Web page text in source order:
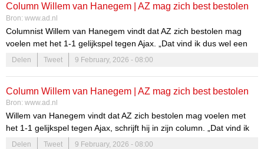
te herstellen.’
Column Willem van Hanegem | AZ mag zich best bestolen
voelen dat het met slechts 1-1 van het veld stapte
Bron: www.ad.nl
Columnist Willem van Hanegem vindt dat AZ zich bestolen mag
voelen met het 1-1 gelijkspel tegen Ajax. „Dat vind ik dus wel een
strafschop.”
Delen Tweet 9 February, 2026 - 08:00
Column Willem van Hanegem | AZ mag zich best bestolen
voelen dat het tegen Ajax met slechts 1-1 van het veld stapte
Bron: www.ad.nl
Willem van Hanegem vindt dat AZ zich bestolen mag voelen met
het 1-1 gelijkspel tegen Ajax, schrijft hij in zijn column. „Dat vind ik
dus wel een strafschop.”
Delen Tweet 9 February, 2026 - 08:00